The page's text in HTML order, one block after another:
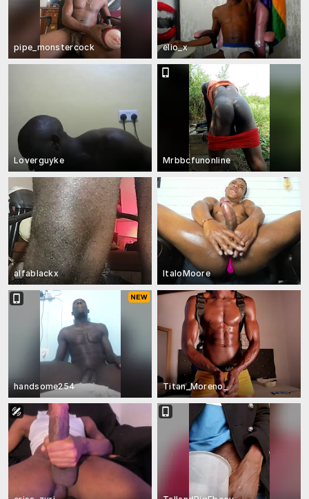
pipe_monstercock elio_x
Loverguyke Mrbbcfunonline
alfablackx ItaloMoore
handsome254 Titan_Moreno_